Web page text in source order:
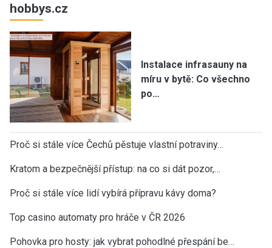
hobbys.cz
Instalace infrasauny na
míru v bytě: Co všechno
po…
Proč si stále více Čechů pěstuje vlastní potraviny…
Kratom a bezpečnější přístup: na co si dát pozor,…
Proč si stále více lidí vybírá přípravu kávy doma?
Top casino automaty pro hráče v ČR 2026
Pohovka pro hosty: jak vybrat pohodlné přespání be…